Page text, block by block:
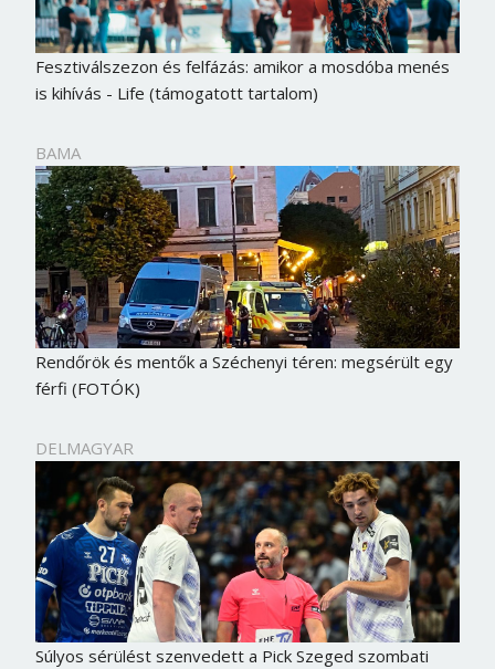
Fesztiválszezon és felfázás: amikor a mosdóba menés
is kihívás - Life (támogatott tartalom)
BAMA
Rendőrök és mentők a Széchenyi téren: megsérült egy
férfi (FOTÓK)
DELMAGYAR
Súlyos sérülést szenvedett a Pick Szeged szombati